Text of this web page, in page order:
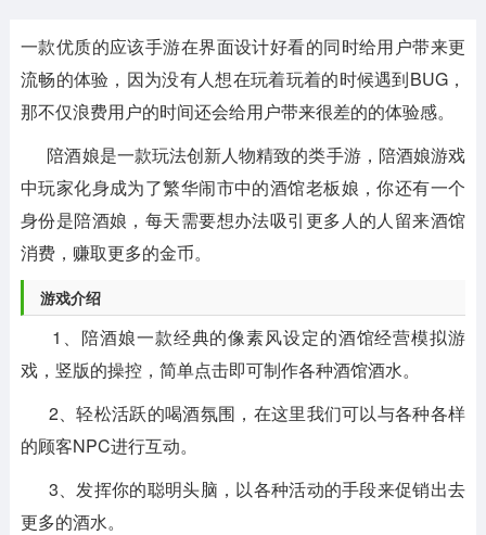
系统工具 其它应用
一款优质的应该手游在界面设计好看的同时给用户带来更
流畅的体验，因为没有人想在玩着玩着的时候遇到BUG，
那不仅浪费用户的时间还会给用户带来很差的的体验感。
陪酒娘是一款玩法创新人物精致的类手游，陪酒娘游戏
中玩家化身成为了繁华闹市中的酒馆老板娘，你还有一个
身份是陪酒娘，每天需要想办法吸引更多人的人留来酒馆
消费，赚取更多的金币。
游戏介绍
1、陪酒娘一款经典的像素风设定的酒馆经营模拟游
戏，竖版的操控，简单点击即可制作各种酒馆酒水。
2、轻松活跃的喝酒氛围，在这里我们可以与各种各样
的顾客NPC进行互动。
3、发挥你的聪明头脑，以各种活动的手段来促销出去
更多的酒水。